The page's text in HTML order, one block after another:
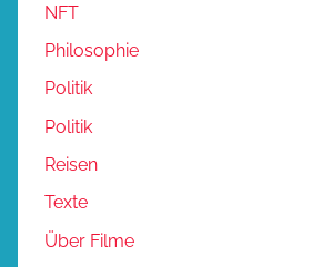
NFT
Philosophie
Politik
Politik
Reisen
Texte
Über Filme